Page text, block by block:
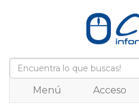
Menú Acceso